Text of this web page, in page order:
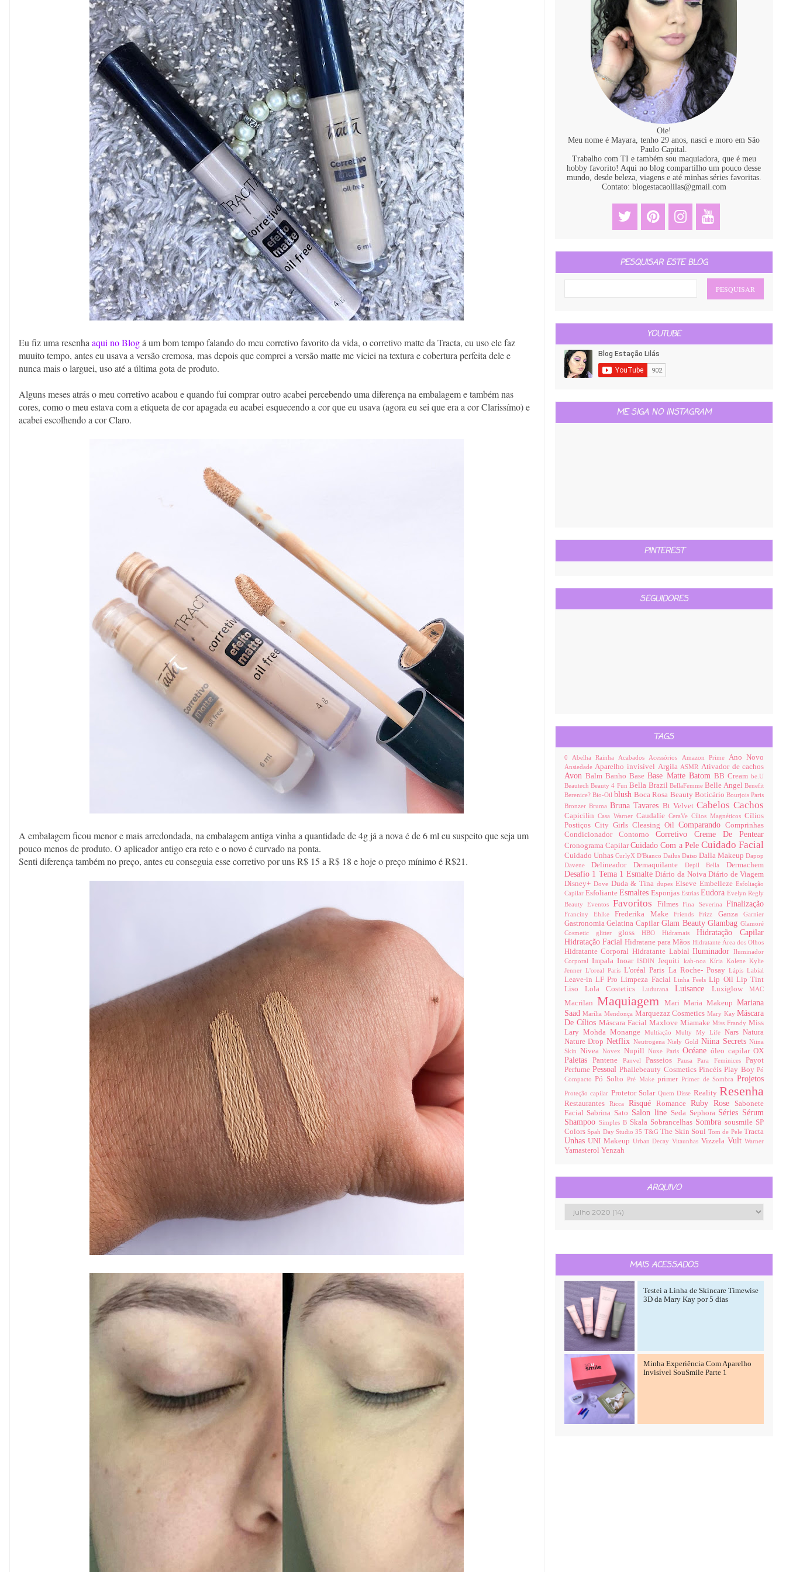
Eu fiz uma resenhaaqui no Blogá um bom tempo falando do meu corretivo favorito da vida, o corretivo matte da Tracta, eu uso ele faz
muuito tempo, antes eu usava a versão cremosa, mas depois que comprei a versão matte me viciei na textura e cobertura perfeita dele e
nunca mais o larguei, uso até a última gota de produto.
Alguns meses atrás o meu corretivo acabou e quando fui comprar outro acabei percebendo uma diferença na embalagem e também nas
cores, como o meu estava com a etiqueta de cor apagada eu acabei esquecendo a cor que eu usava (agora eu sei que era a cor Clarissímo) e
acabei escolhendo a cor Claro.
A embalagem ficou menor e mais arredondada, na embalagem antiga vinha a quantidade de 4g já a nova é de 6 ml eu suspeito que seja um
pouco menos de produto. O aplicador antigo era reto e o novo é curvado na ponta.
Senti diferença também no preço, antes eu conseguia esse corretivo por uns R$ 15 a R$ 18 e hoje o preço mínimo é R$21.
Oie!
Meu nome é Mayara, tenho 29 anos, nasci e moro em São
Paulo Capital.
Trabalho com TI e também sou maquiadora, que é meu
hobby favorito! Aqui no blog compartilho um pouco desse
mundo, desde beleza, viagens e até minhas séries favoritas.
Contato: blogestacaolilas@gmail.com
PESQUISAR ESTE BLOG
YOUTUBE
ME SIGA NO INSTAGRAM
PINTEREST
SEGUIDORES
TAGS
0 Abelha RainhaAcabadosAcessórios Amazon PrimeAno Novo
AnsiedadeAparelho invisível ArgilaASMR Ativador de cachos
Avon Balm BanhoBaseBase Matte Batom BB Creambe.U
Beautech Beauty 4 FunBella BrazilBellaFemmeBelle AngelBenefit
Berenice? Bio-Oil blushBoca Rosa Beauty BoticárioBourjois Paris
Bronzer BrumaBruna Tavares Bt Velvet CabelosCachos
Capicilin Casa Warner Caudalíe CeraVeCílios MagnéticosCílios
Postiços City Girls Cleasing OilComparandoComprinhas
Condicionador Contorno Corretivo Creme De Pentear
Cronograma CapilarCuidado Com a Pele Cuidado Facial
Cuidado Unhas CurlyX D'Bianco Dailus DaisoDalla MakeupDapop
DaveneDelineadorDemaquilante Depil BellaDermachem
Desafio 1 Tema 1 EsmalteDiário da NoivaDiário de Viagem
Disney+ Dove Duda & TinadupesElseveEmbellezeEsfoliação
Capilar Esfoliante Esmaltes Esponjas EstriasEudoraEvelyn Regly
BeautyEventosFavoritos FilmesFina SeverinaFinalização
Franciny EhlkeFrederika MakeFriendsFrizz GanzaGarnier
GastronomiaGelatina Capilar Glam BeautyGlambagGlamoré
Cosmetic glitter glossHBOHidramaisHidratação Capilar
Hidratação Facial Hidratane para Mãos Hidratante Área dos Olhos
Hidratante CorporalHidratante LabialIluminadorIluminador
Corporal Impala InoarISDINJequiti kah-noa KíriaKoleneKylie
Jenner L'oreal ParisL'oréal Paris La Roche- PosayLápis Labial
Leave-in LF ProLimpeza Facial Linha FeelsLip Oil Lip Tint
LisoLola Costetics LuduranaLuisance LuxiglowMAC
Macrilan MaquiagemMari Maria MakeupMariana
SaadMarília Mendonça Marquezaz Cosmetics Mary KayMáscara
De Cílios Máscara Facial Maxlove MiamakeMiss FrandyMiss
Lary Mohda Monange Multiação Multy My LifeNarsNatura
Nature Drop Netflix NeutrogenaNiely Gold Niina SecretsNiina
Skin Nivea Novex Nupill Nuxe ParisOcéaneóleo capilarOX
PaletasPantene PanvelPasseios Pausa Para FeminicesPayot
Perfume PessoalPhallebeauty CosmeticsPincéisPlay BoyPó
CompactoPó Solto Pré Makeprimer Primer de SombraProjetos
Proteção capilar Protetor Solar Quem Disse Reality Resenha
Restaurantes Ricca Risqué RomanceRuby Rose Sabonete
Facial Sabrina Sato Salon line Seda Sephora Séries Sérum
Shampoo Simples B Skala Sobrancelhas Sombrasousmile SP
ColorsSpah Day Studio 35 T&GThe Skin Soul Tom de PeleTracta
UnhasUNI Makeup Urban DecayVitaunhas Vizzela VultWarner
Yamasterol Yenzah
ARQUIVO
MAIS ACESSADOS
Testei a Linha de Skincare Timewise
3D da Mary Kay por 5 dias
Minha Experiência Com Aparelho
Invisível SouSmile Parte 1